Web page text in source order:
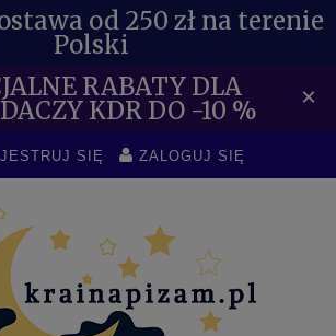
od 250 zł na terenie
Polski
RABATY DLA
KDR DO -10 % ×
SIĘ ZALOGUJ SIĘ